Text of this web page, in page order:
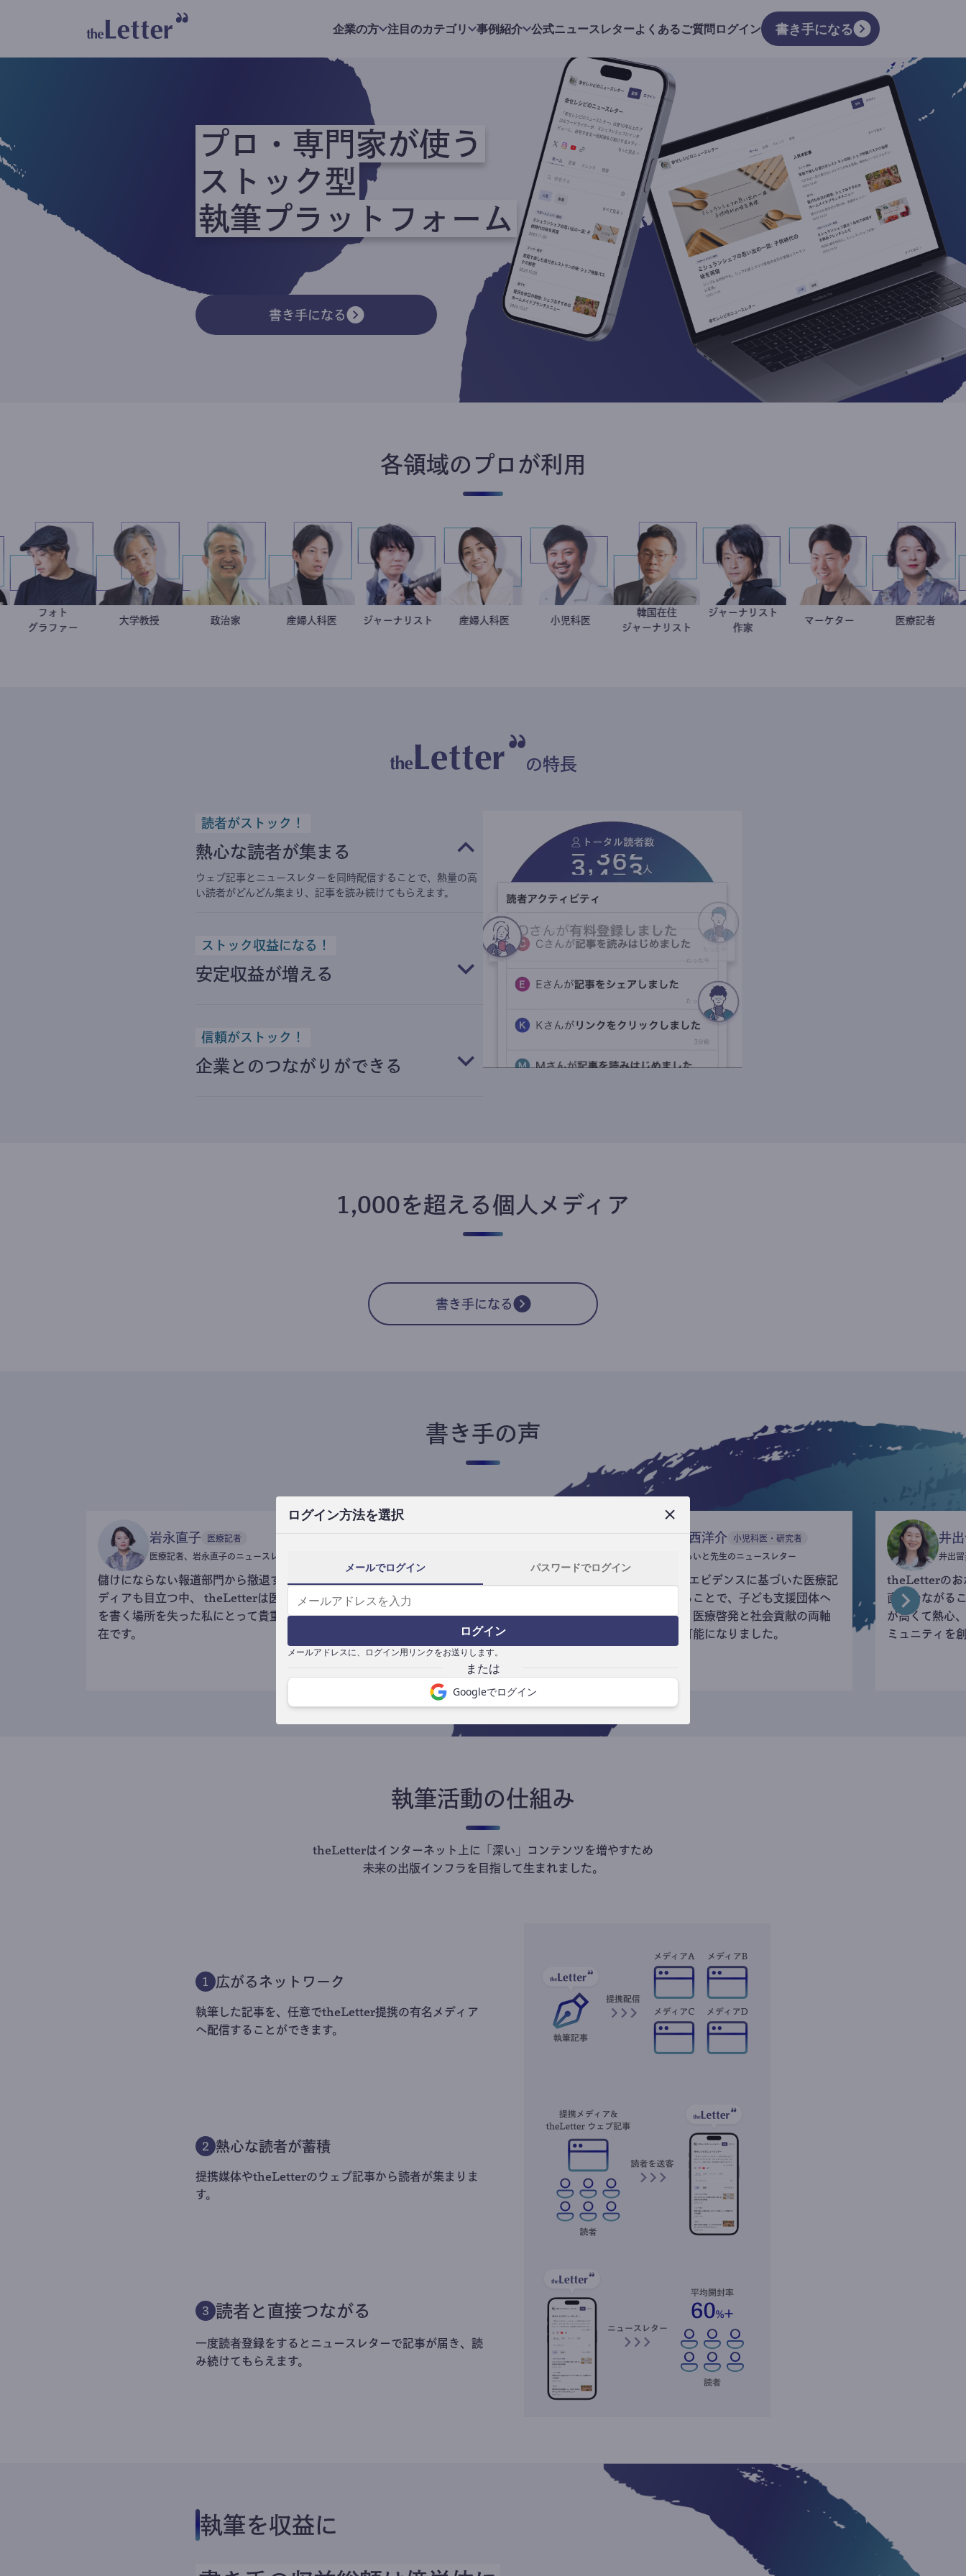
ログイン方法を選択
メールでログイン パスワードでログイン
ログイン
メールアドレスに、ログイン用リンクをお送りします。
Googleでログイン
企業の方 注目のカテゴリ 事例紹介 公式ニュースレターよくあるご質問ログイン 書き手になる
プロ・専門家が使う
ストック型
執筆プラットフォーム
書き手になる
各領域のプロが利用
タント
グラファー
加藤忠史
大学教授 重見大介
産婦人科医 志葉玲
ジャーナリスト 稲葉可奈子
産婦人科医 今西洋介
小児科医
韓国在住
ジャーナリスト
鈴木エイト
ジャーナリスト
室谷良平
マーケター 岩永直
医療記
の特長
読者がストック！
熱心な読者が集まる
ウェブ記事とニュースレターを同時配信することで、熱量の高
い読者がどんどん集まり、記事を読み続けてもらえます。
ストック収益になる！
安定収益が増える
信頼がストック！
企業とのつながりができる
1,000を超える個人メディア
書き手になる
書き手の声
岩永直子 医療記者
医療記者、岩永直子のニュースレター
儲けにならない報道部門から撤退するメ
ディアも目立つ中、 theLetterは医療記事
を書く場所を失った私にとって貴重な存
在です。
い距離で執筆できる場所です。
今西洋介 小児科医・研究者
ふらいと先生のニュースレター
theLetterでエビデンスに基づいた医療記
事を執筆することで、子ども支援団体へ
の寄付など、医療啓発と社会貢献の両軸
での活動が可能になりました。
井
井出
theLetterのお
直接つながる
が高くて熱心
ミュニティを
執筆活動の仕組み
theLetterはインターネット上に「深い」コンテンツを増やすため
未来の出版インフラを目指して生まれました。
1 広がるネットワーク
執筆した記事を、任意でtheLetter提携の有名メディア
へ配信することができます。
2 熱心な読者が蓄積
提携媒体やtheLetterのウェブ記事から読者が集まりま
す。
3 読者と直接つながる
一度読者登録をするとニュースレターで記事が届き、読
み続けてもらえます。
執筆を収益に